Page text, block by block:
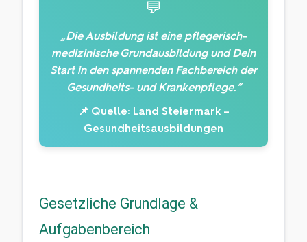
💬
„Die Ausbildung ist eine pflegerisch-
medizinische Grundausbildung und Dein
Start in den spannenden Fachbereich der
Gesundheits- und Krankenpflege.“
📌 Quelle: Land Steiermark –
Gesundheitsausbildungen
Gesetzliche Grundlage &
Aufgabenbereich